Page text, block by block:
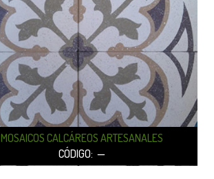
MOSAICOS CALCÁREOS ARTESANALES
CÓDIGO: —